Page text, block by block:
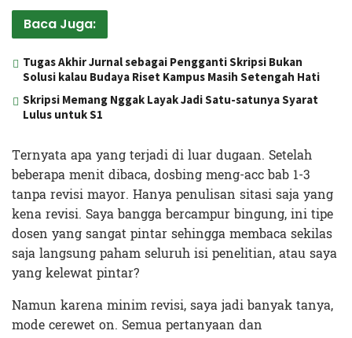
Baca Juga:
Tugas Akhir Jurnal sebagai Pengganti Skripsi Bukan
Solusi kalau Budaya Riset Kampus Masih Setengah Hati
Skripsi Memang Nggak Layak Jadi Satu-satunya Syarat
Lulus untuk S1
Ternyata apa yang terjadi di luar dugaan. Setelah
beberapa menit dibaca, dosbing meng-acc bab 1-3
tanpa revisi mayor. Hanya penulisan sitasi saja yang
kena revisi. Saya bangga bercampur bingung, ini tipe
dosen yang sangat pintar sehingga membaca sekilas
saja langsung paham seluruh isi penelitian, atau saya
yang kelewat pintar?
Namun karena minim revisi, saya jadi banyak tanya,
mode cerewet on. Semua pertanyaan dan